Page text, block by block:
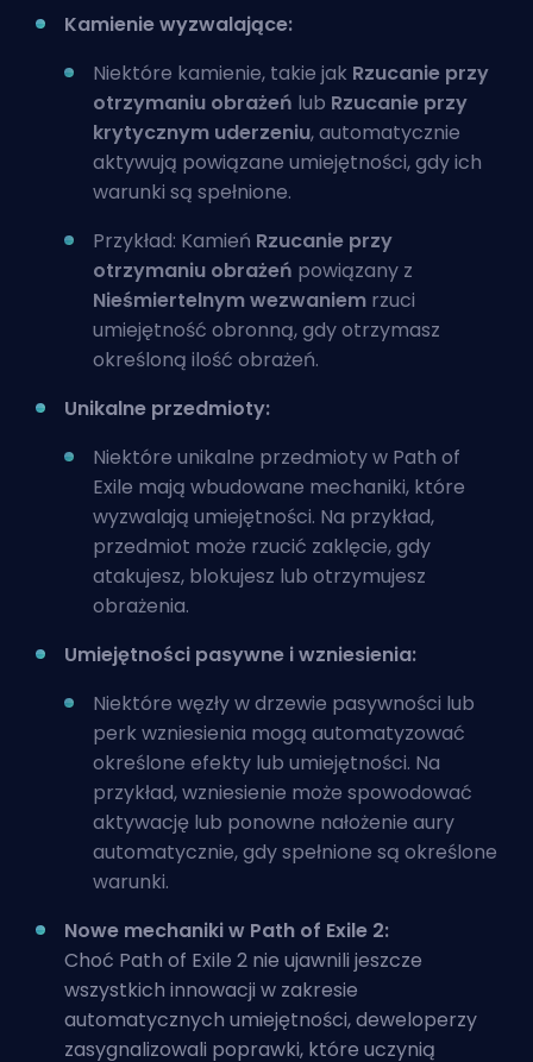
Kamienie wyzwalające:
Niektóre kamienie, takie jak Rzucanie przy
otrzymaniu obrażeń lub Rzucanie przy
krytycznym uderzeniu, automatycznie
aktywują powiązane umiejętności, gdy ich
warunki są spełnione.
Przykład: Kamień Rzucanie przy
otrzymaniu obrażeń powiązany z
Nieśmiertelnym wezwaniem rzuci
umiejętność obronną, gdy otrzymasz
określoną ilość obrażeń.
Unikalne przedmioty:
Niektóre unikalne przedmioty w Path of
Exile mają wbudowane mechaniki, które
wyzwalają umiejętności. Na przykład,
przedmiot może rzucić zaklęcie, gdy
atakujesz, blokujesz lub otrzymujesz
obrażenia.
Umiejętności pasywne i wzniesienia:
Niektóre węzły w drzewie pasywności lub
perk wzniesienia mogą automatyzować
określone efekty lub umiejętności. Na
przykład, wzniesienie może spowodować
aktywację lub ponowne nałożenie aury
automatycznie, gdy spełnione są określone
warunki.
Nowe mechaniki w Path of Exile 2:
Choć Path of Exile 2 nie ujawnili jeszcze
wszystkich innowacji w zakresie
automatycznych umiejętności, deweloperzy
zasygnalizowali poprawki, które uczynią